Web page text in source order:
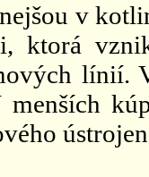
v
ktorá
línií.
menších